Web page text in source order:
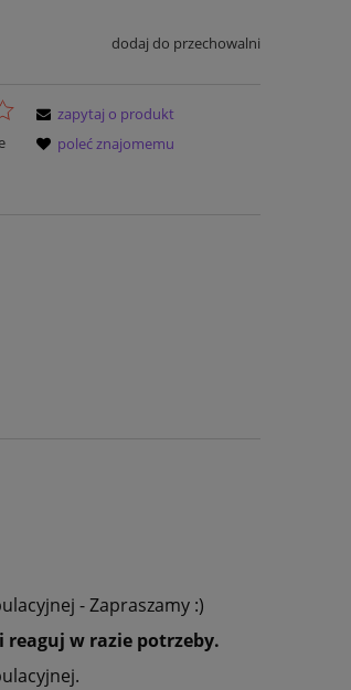
dodaj do przechowalni
zapytaj o produkt
poleć znajomemu
- Zapraszamy :)
reaguj w razie potrzeby.